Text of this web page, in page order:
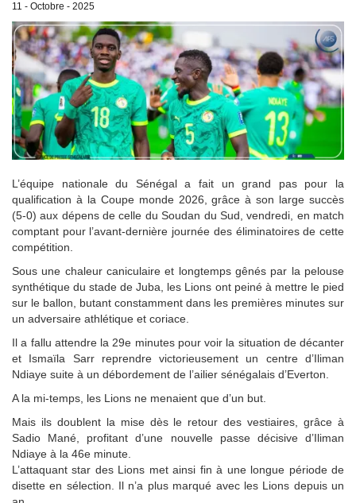
11 - Octobre - 2025
L’équipe nationale du Sénégal a fait un grand pas pour la
qualification à la Coupe monde 2026, grâce à son large succès
(5-0) aux dépens de celle du Soudan du Sud, vendredi, en match
comptant pour l’avant-dernière journée des éliminatoires de cette
compétition.
Sous une chaleur caniculaire et longtemps gênés par la pelouse
synthétique du stade de Juba, les Lions ont peiné à mettre le pied
sur le ballon, butant constamment dans les premières minutes sur
un adversaire athlétique et coriace.
Il a fallu attendre la 29e minutes pour voir la situation de décanter
et Ismaïla Sarr reprendre victorieusement un centre d’Iliman
Ndiaye suite à un débordement de l’ailier sénégalais d’Everton.
A la mi-temps, les Lions ne menaient que d’un but.
Mais ils doublent la mise dès le retour des vestiaires, grâce à
Sadio Mané, profitant d’une nouvelle passe décisive d’Iliman
Ndiaye à la 46e minute.
L’attaquant star des Lions met ainsi fin à une longue période de
disette en sélection. Il n’a plus marqué avec les Lions depuis un